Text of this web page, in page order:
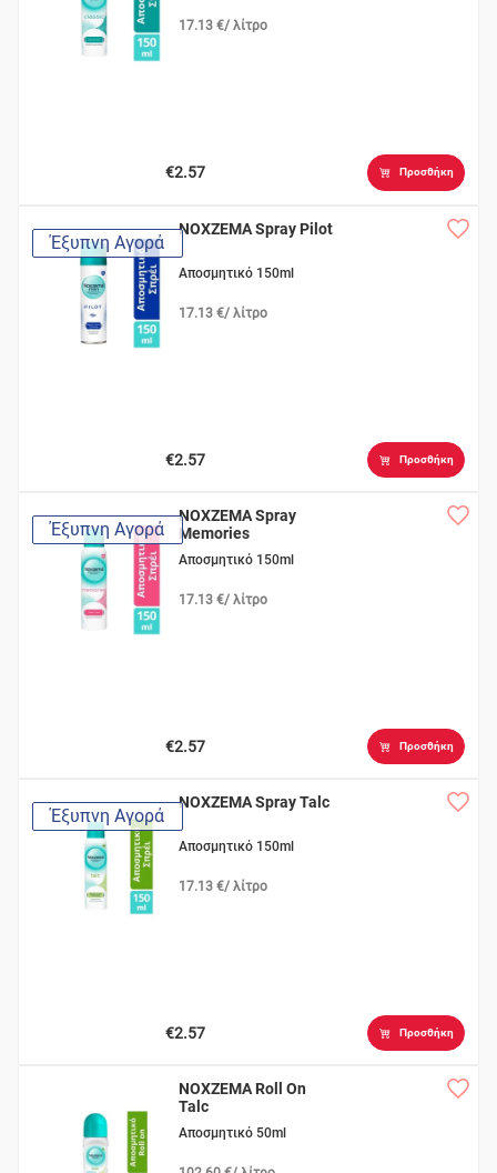
17.13 €/ λίτρο
€2.57 Προσθήκη
Έξυπνη Αγορά
NOXZEMA Spray Pilot
Αποσμητικό 150ml
17.13 €/ λίτρο
€2.57 Προσθήκη
Έξυπνη Αγορά
NOXZEMA Spray
Memories
Αποσμητικό 150ml
17.13 €/ λίτρο
€2.57 Προσθήκη
Έξυπνη Αγορά
NOXZEMA Spray Talc
Αποσμητικό 150ml
17.13 €/ λίτρο
€2.57 Προσθήκη
NOXZEMA Roll On
Talc
Αποσμητικό 50ml